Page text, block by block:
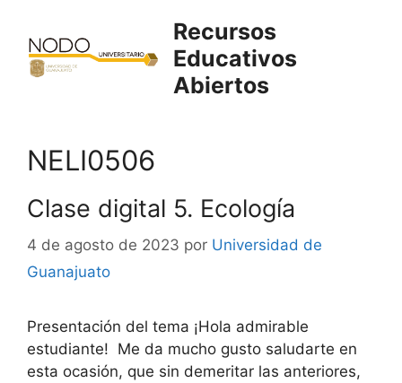
contenido
Recursos
Educativos
Abiertos
NELI0506
Clase digital 5. Ecología
4 de agosto de 2023 por Universidad de
Guanajuato
Presentación del tema ¡Hola admirable
estudiante! Me da mucho gusto saludarte en
esta ocasión, que sin demeritar las anteriores,